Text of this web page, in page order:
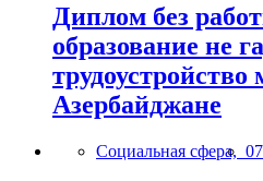
Диплом без
образование не
Азербайджане
Социальная сфера,